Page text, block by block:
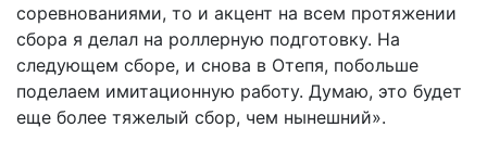
соревнованиями, то и акцент на всем протяжении
сбора я делал на роллерную подготовку. На
следующем сборе, и снова в Отепя, побольше
поделаем имитационную работу. Думаю, это будет
еще более тяжелый сбор, чем нынешний».